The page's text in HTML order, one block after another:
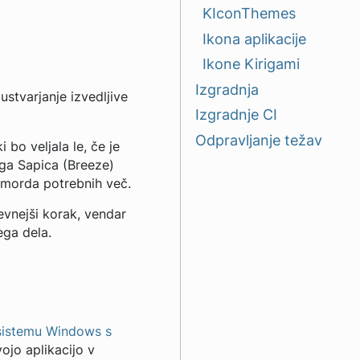
KIconThemes
Ikona aplikacije
Ikone Kirigami
Izgradnja
Izgradnje CI
Odpravljanje težav
izvedljive
bo veljala le, če je
Sapica (Breeze)
potrebnih več.
korak, vendar
dela.
Windows s
aplikacijo v